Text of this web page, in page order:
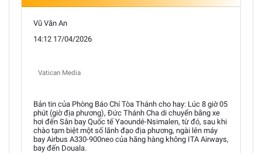
Vũ Văn An
14:12 17/04/2026
Vatican Media
Bản tin của Phòng Báo Chí Tòa Thánh cho hay: Lúc 8 giờ 05
phút (giờ địa phương), Đức Thánh Cha di chuyển bằng xe
hơi đến Sân bay Quốc tế Yaoundé-Nsimalen, từ đó, sau khi
chào tạm biệt một số lãnh đạo địa phương, ngài lên máy
bay Airbus A330-900neo của hãng hàng không ITA Airways,
bay đến Douala.